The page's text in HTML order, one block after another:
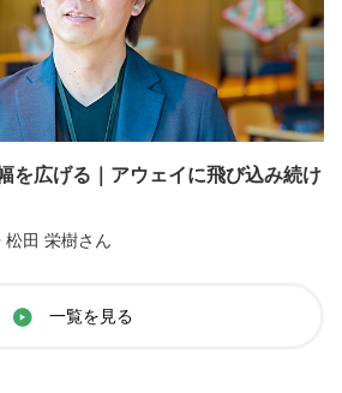
を広げる｜アウェイに飛び込み続け
松田 栄樹さん
一覧を見る